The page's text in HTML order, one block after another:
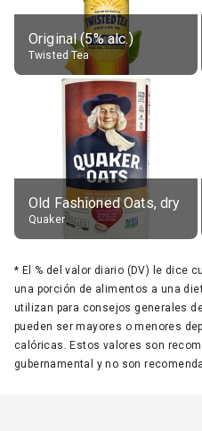
Original (5% alc.)
Twisted Tea
Old Fashioned Oats, dry
Quaker
* El % del valor diario (DV) le dice
una porción de alimentos a una
utilizan para consejos generales
pueden ser mayores o menores
calóricas. Estos valores son
gubernamental y no son